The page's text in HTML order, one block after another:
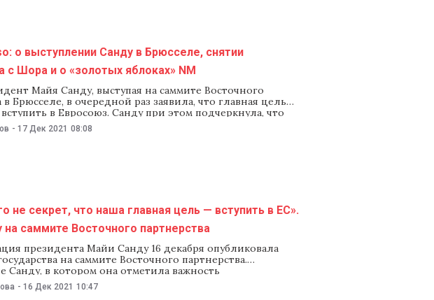
о выступлении Санду в Брюсселе, снятии
с Шора и о «золотых яблоках» NM
Майя Санду, выступая на саммите Восточного
в Брюсселе, в очередной раз заявила, что главная цель
в Евросоюз. Санду при этом подчеркнула, что
проевропейское правительство, которое готово
бороться с коррупцией, проводить нужные
- 17 Дек 2021 08:08
не секрет, что наша главная цель — вступить в ЕС».
на саммите Восточного партнерства
президента Майи Санду 16 декабря опубликовала
на саммите Восточного партнерства.
Санду, в котором она отметила важность
с ЕС для Молдовы и ее граждан, прошло без прессы. В
отметила, что Молдова пользовалась выгодами
- 16 Дек 2021 10:47